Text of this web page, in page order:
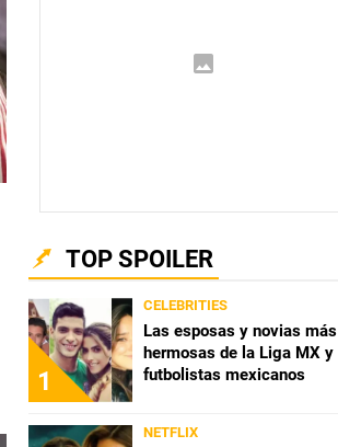
TOP SPOILER
1
CELEBRITIES
Las esposas y novias más
hermosas de la Liga MX y
futbolistas mexicanos
NETFLIX